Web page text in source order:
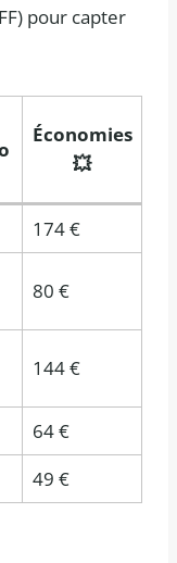
pour capter
Économies
💥
174 €
80 €
144 €
64 €
49 €